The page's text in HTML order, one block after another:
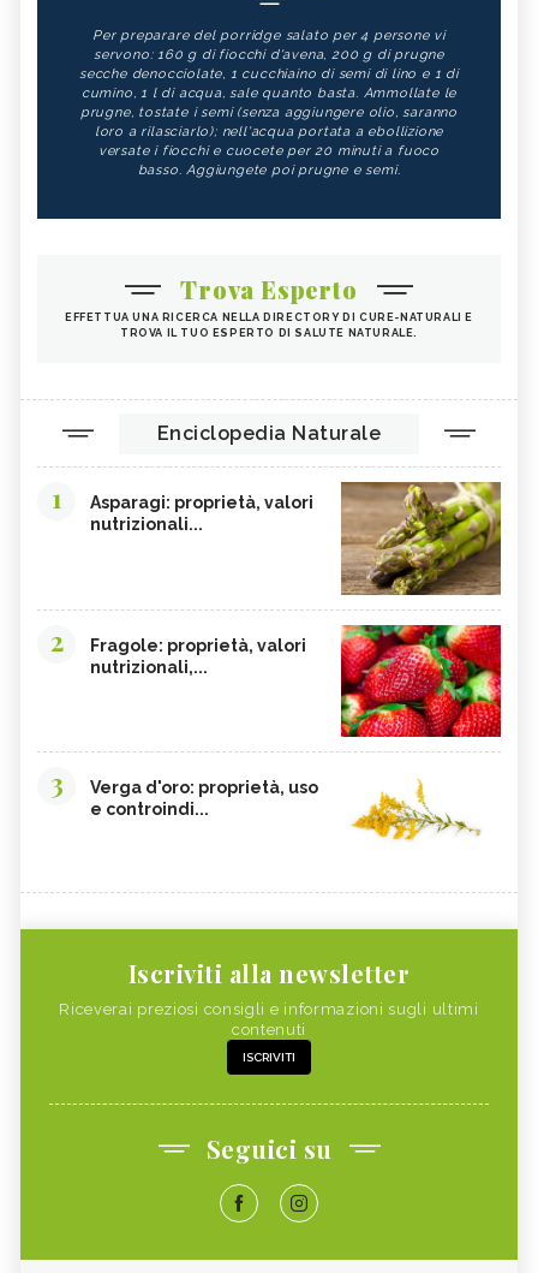
Per preparare del porridge salato per 4 persone vi
servono: 160 g di fiocchi d'avena, 200 g di prugne
secche denocciolate, 1 cucchiaino di semi di lino e 1 di
cumino, 1 l di acqua, sale quanto basta. Ammollate le
prugne, tostate i semi (senza aggiungere olio, saranno
loro a rilasciarlo); nell'acqua portata a ebollizione
versate i fiocchi e cuocete per 20 minuti a fuoco
basso. Aggiungete poi prugne e semi.
Trova Esperto
EFFETTUA UNA RICERCA NELLA DIRECTORY DI CURE-NATURALI E
TROVA IL TUO ESPERTO DI SALUTE NATURALE.
Enciclopedia Naturale
1
Asparagi: proprietà, valori
nutrizionali...
2
Fragole: proprietà, valori
nutrizionali,...
3
Verga d'oro: proprietà, uso
e controindi...
Iscriviti alla newsletter
Riceverai preziosi consigli e informazioni sugli ultimi
contenuti
ISCRIVITI
Seguici su